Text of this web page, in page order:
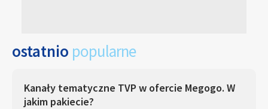
ostatnio popularne
Kanały tematyczne TVP w ofercie Megogo. W
jakim pakiecie?